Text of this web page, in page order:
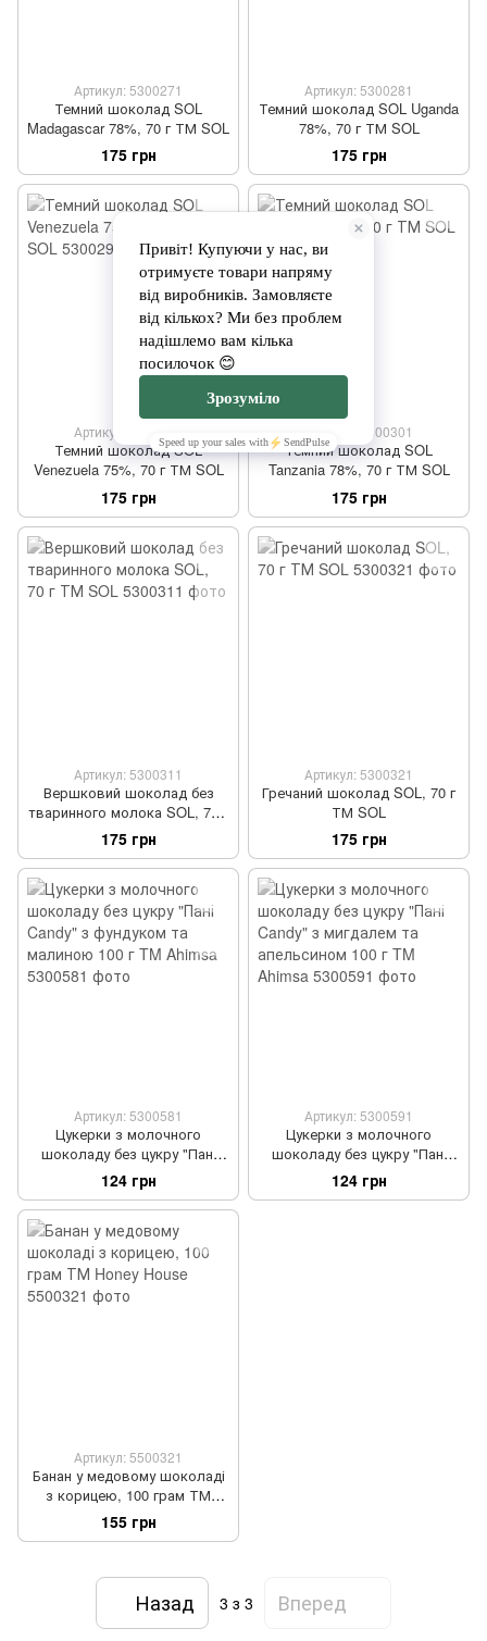
Артикул: 5300271
Темний шоколад SOL
Madagascar 78%, 70 г ТМ SOL
175 грн
Артикул: 5300281
Темний шоколад SOL Uganda
78%, 70 г ТМ SOL
175 грн
Артикул: 5300291
Темний шоколад SOL
Venezuela 75%, 70 г ТМ SOL
175 грн
Артикул: 5300301
Темний шоколад SOL
Tanzania 78%, 70 г ТМ SOL
175 грн
Артикул: 5300311
Вершковий шоколад без
тваринного молока SOL, 70 г
ТМ SOL
175 грн
Артикул: 5300321
Гречаний шоколад SOL, 70 г
ТМ SOL
175 грн
Артикул: 5300581
Цукерки з молочного
шоколаду без цукру "Пані
Candy" з фундуком та
малиною 100 г TM Ahimsa
124 грн
Артикул: 5300591
Цукерки з молочного
шоколаду без цукру "Пані
Candy" з мигдалем та
апельсином 100 г TM Ahimsa
124 грн
Артикул: 5500321
Банан у медовому шоколаді
з корицею, 100 грам ТМ
Honey House
155 грн
Назад 3 з 3 Вперед